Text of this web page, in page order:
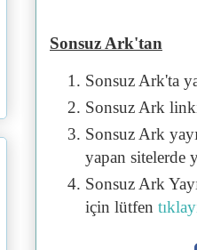
Sonsuz Ark'tan
Sonsuz Ark'ta
Sonsuz Ark
Sonsuz Ark
yapan sitelerde
Sonsuz Ark
için lütfen